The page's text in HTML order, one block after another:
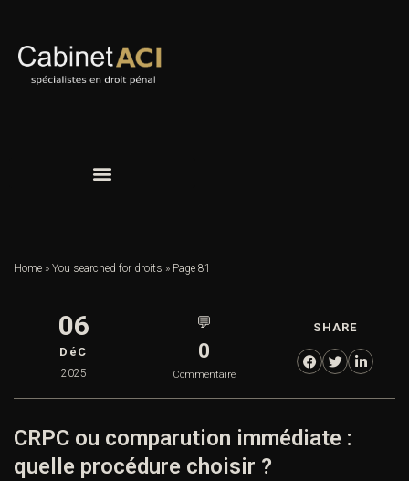
Home » You searched for droits » Page 81
06
DéC
2025
💬
0
Commentaire
SHARE
CRPC ou comparution immédiate :
quelle procédure choisir ?